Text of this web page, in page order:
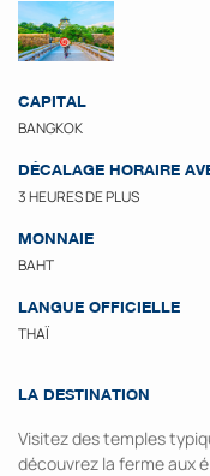
CAPITAL
BANGKOK
DÉCALAGE HORAIRE
3 HEURES DE PLUS
MONNAIE
BAHT
LANGUE OFFICIELLE
THAÏ
LA DESTINATION
Visitez des temples
découvrez la ferme aux